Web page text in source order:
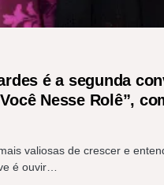
é a segunda
Nesse Rolê”,
valiosas de crescer e
é ouvir…